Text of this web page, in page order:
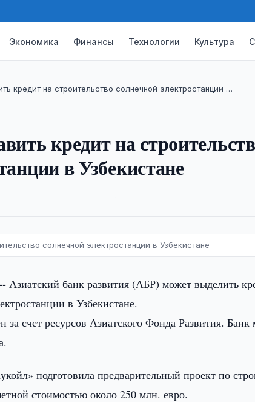
Экономика Финансы Технологии Культура
кредит на строительство солнечной электростанции …
кредит на
в Узбекистане
солнечной электростанции в Узбекистане
Азиатский банк развития (АБР) может выделить
в Узбекистане.
за счет ресурсов Азиатского Фонда Развития. Банк
подготовила предварительный проект по
стоимостью около 250 млн. евро.